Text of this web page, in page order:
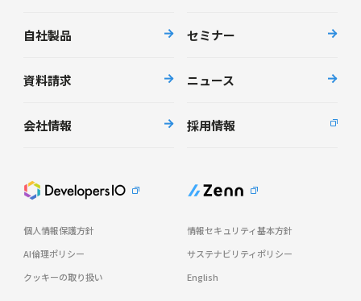
自社製品 セミナー
資料請求 ニュース
会社情報 採用情報
個人情報保護方針
情報セキュリティ基本方針
AI倫理ポリシー
サステナビリティポリシー
クッキーの取り扱い
English